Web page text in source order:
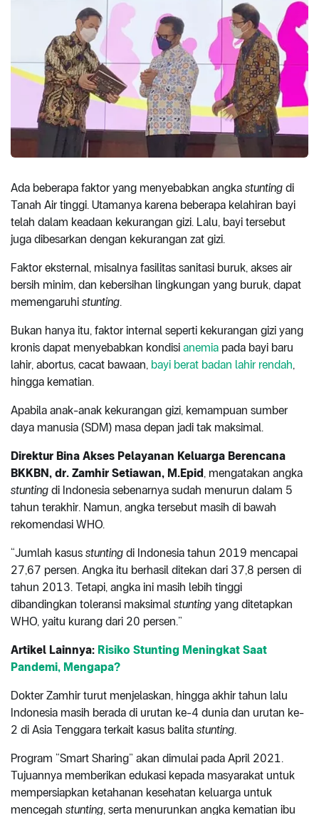
Ada beberapa faktor yang menyebabkan angka stunting di
Tanah Air tinggi. Utamanya karena beberapa kelahiran bayi
telah dalam keadaan kekurangan gizi. Lalu, bayi tersebut
juga dibesarkan dengan kekurangan zat gizi.
Faktor eksternal, misalnya fasilitas sanitasi buruk, akses air
bersih minim, dan kebersihan lingkungan yang buruk, dapat
memengaruhi stunting.
Bukan hanya itu, faktor internal seperti kekurangan gizi yang
kronis dapat menyebabkan kondisi anemia pada bayi baru
lahir, abortus, cacat bawaan, bayi berat badan lahir rendah,
hingga kematian.
Apabila anak-anak kekurangan gizi, kemampuan sumber
daya manusia (SDM) masa depan jadi tak maksimal.
Direktur Bina Akses Pelayanan Keluarga Berencana
BKKBN, dr. Zamhir Setiawan, M.Epid, mengatakan angka
stunting di Indonesia sebenarnya sudah menurun dalam 5
tahun terakhir. Namun, angka tersebut masih di bawah
rekomendasi WHO.
“Jumlah kasus stunting di Indonesia tahun 2019 mencapai
27,67 persen. Angka itu berhasil ditekan dari 37,8 persen di
tahun 2013. Tetapi, angka ini masih lebih tinggi
dibandingkan toleransi maksimal stunting yang ditetapkan
WHO, yaitu kurang dari 20 persen.”
Artikel Lainnya: Risiko Stunting Meningkat Saat
Pandemi, Mengapa?
Dokter Zamhir turut menjelaskan, hingga akhir tahun lalu
Indonesia masih berada di urutan ke-4 dunia dan urutan ke-
2 di Asia Tenggara terkait kasus balita stunting.
Program “Smart Sharing” akan dimulai pada April 2021.
Tujuannya memberikan edukasi kepada masyarakat untuk
mempersiapkan ketahanan kesehatan keluarga untuk
mencegah stunting, serta menurunkan angka kematian ibu